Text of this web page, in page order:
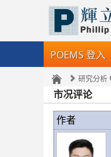
POEMS 登入
研究分析
市况评论
作者